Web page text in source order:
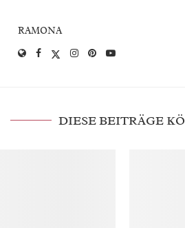
RAMONA
DIESE BEITRÄGE